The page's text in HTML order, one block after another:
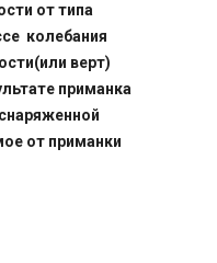
от типа
колебания
верт)
приманка
от приманки